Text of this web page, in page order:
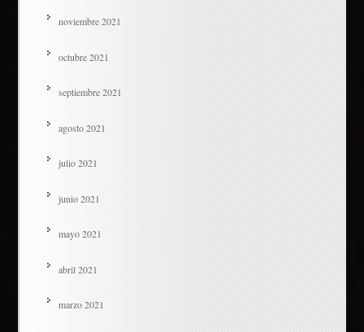
noviembre 2021
octubre 2021
septiembre 2021
agosto 2021
julio 2021
junio 2021
mayo 2021
abril 2021
marzo 2021